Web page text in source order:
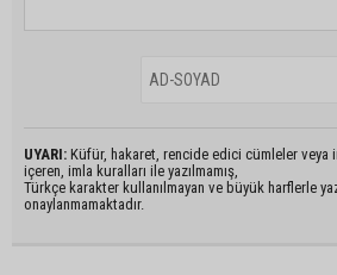
UYARI: Küfür, hakaret, rencide edici cümleler veya
içeren, imla kuralları ile yazılmamış,
Türkçe karakter kullanılmayan ve büyük harflerle
onaylanmamaktadır.